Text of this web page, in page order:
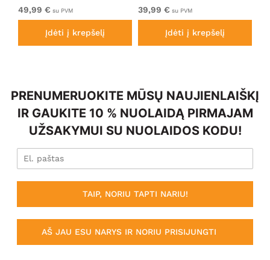
49,99 € su PVM
Įdėti į krepšelį
39,99 € su PVM
Įdėti į krepšelį
PRENUMERUOKITE MŪSŲ NAUJIENLAIŠKĮ
IR GAUKITE 10 % NUOLAIDĄ PIRMAJAM
UŽSAKYMUI SU NUOLAIDOS KODU!
TAIP, NORIU TAPTI NARIU!
AŠ JAU ESU NARYS IR NORIU PRISIJUNGTI